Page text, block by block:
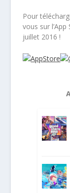
Pour
vous sur
juillet 2016 !